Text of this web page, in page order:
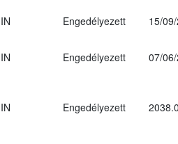
IN Engedélyezett 15/
IN Engedélyezett
07/
IN Engedélyezett